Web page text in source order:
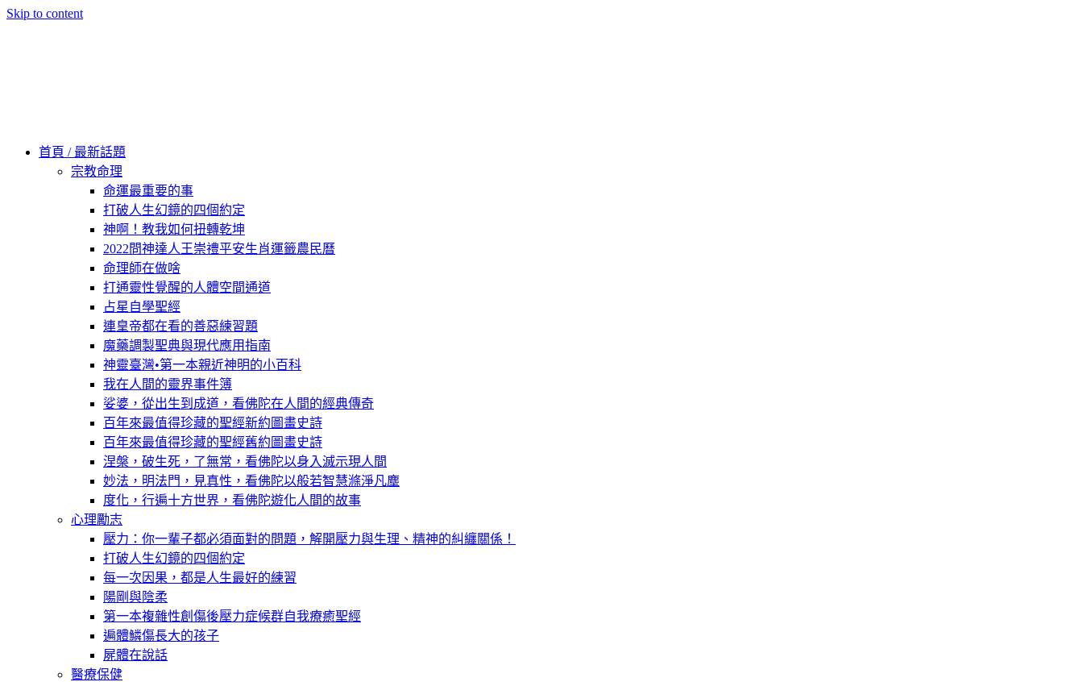
Skip to content
首頁 / 最新話題
宗教命理
命運最重要的事
打破人生幻鏡的四個約定
神啊！教我如何扭轉乾坤
2022問神達人王崇禮平安生肖運籤農民曆
命理師在做啥
打通靈性覺醒的人體空間通道
占星自學聖經
連皇帝都在看的善惡練習題
魔藥調製聖典與現代應用指南
神靈臺灣•第一本親近神明的小百科
我在人間的靈界事件簿
娑婆，從出生到成道，看佛陀在人間的經典傳奇
百年來最值得珍藏的聖經新約圖畫史詩
百年來最值得珍藏的聖經舊約圖畫史詩
涅槃，破生死，了無常，看佛陀以身入滅示現人間
妙法，明法門，見真性，看佛陀以般若智慧滌淨凡塵
度化，行遍十方世界，看佛陀遊化人間的故事
心理勵志
壓力：你一輩子都必須面對的問題，解開壓力與生理、精神的糾纏關係！
打破人生幻鏡的四個約定
每一次因果，都是人生最好的練習
陽剛與陰柔
第一本複雜性創傷後壓力症候群自我療癒聖經
遍體鱗傷長大的孩子
屍體在說話
醫療保健